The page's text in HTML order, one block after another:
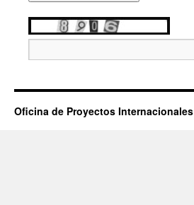
Oficina de Proyectos Internacionales